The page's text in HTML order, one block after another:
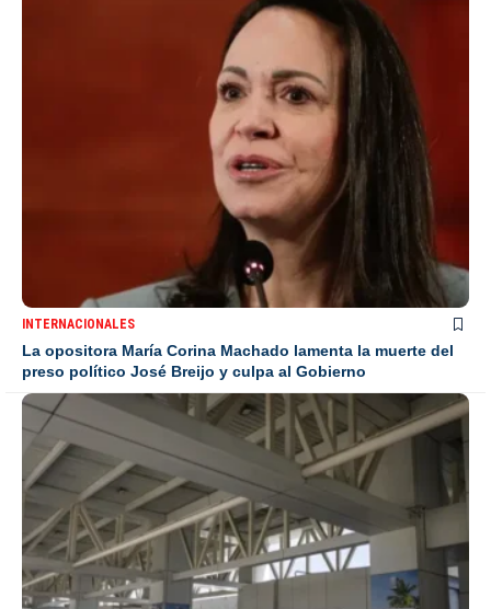
INTERNACIONALES
La opositora María Corina Machado lamenta la muerte del
preso político José Breijo y culpa al Gobierno